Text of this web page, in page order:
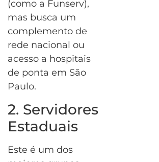
(como a Funserv),
mas busca um
complemento de
rede nacional ou
acesso a hospitais
de ponta em São
Paulo.
2. Servidores
Estaduais
Este é um dos